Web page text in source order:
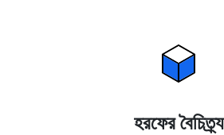
হরফের বৈচিত্র্য